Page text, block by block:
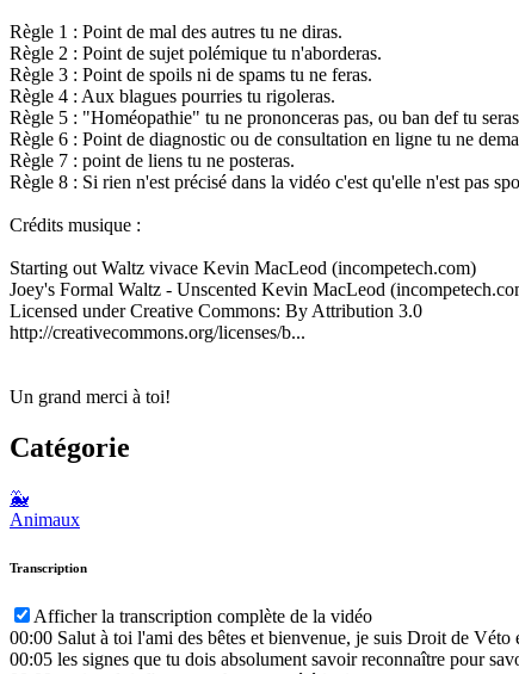
Règle 1 : Point de mal des autres tu ne diras.
Règle 2 : Point de sujet polémique tu n'aborderas.
Règle 3 : Point de spoils ni de spams tu ne feras.
Règle 4 : Aux blagues pourries tu rigoleras.
Règle 5 : "Homéopathie" tu ne prononceras pas, ou ban def tu
Règle 6 : Point de diagnostic ou de consultation en ligne tu ne
Règle 7 : point de liens tu ne posteras.
Règle 8 : Si rien n'est précisé dans la vidéo c'est qu'elle n'est pas
Crédits musique :
Starting out Waltz vivace Kevin MacLeod (incompetech.com)
Joey's Formal Waltz - Unscented Kevin MacLeod
Licensed under Creative Commons: By Attribution 3.0
http://creativecommons.org/licenses/b...
Un grand merci à toi!
Catégorie
🐳
Animaux
Transcription
Afficher la transcription complète de la vidéo
00:00 Salut à toi l'ami des bêtes et bienvenue, je suis Droit de
00:05 les signes que tu dois absolument savoir reconnaître pour